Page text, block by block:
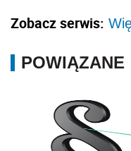
Zobacz serwis:
POWIĄZANE